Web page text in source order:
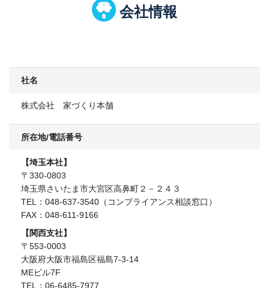
会社情報
社名
株式会社 家づくり本舗
所在地/電話番号
【埼玉本社】
〒330-0803
埼玉県さいたま市大宮区高鼻町２－２４３
TEL：048-637-3540（コンプライアンス相談窓口）
FAX：048-611-9166
【関西支社】
〒553-0003
大阪府大阪市福島区福島7-3-14
MEビル7F
TEL：06-6485-7977